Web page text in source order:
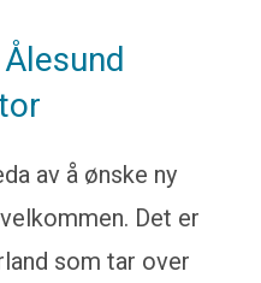
av å ønske ny
Det er
som tar over